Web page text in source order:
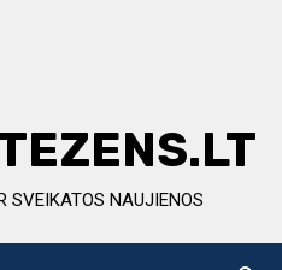
SVEIKATOS NAUJIENOS